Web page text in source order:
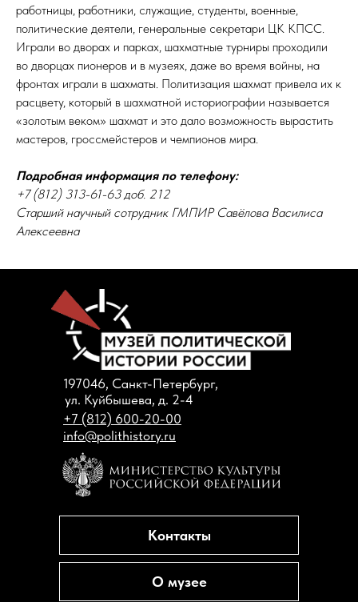
работницы, работники, служащие, студенты, военные,
политические деятели, генеральные секретари ЦК КПСС.
Играли во дворах и парках, шахматные турниры проходили
во дворцах пионеров и в музеях, даже во время войны, на
фронтах играли в шахматы. Политизация шахмат привела их к
расцвету, который в шахматной историографии называется
«золотым веком» шахмат и это дало возможность вырастить
мастеров, гроссмейстеров и чемпионов мира.
Подробная информация по телефону:
+7 (812) 313-61-63 доб. 212
Старший научный сотрудник ГМПИР Савёлова Василиса
Алексеевна
+7 (812) 600-20-00
ул. Куйбышева, д. 2-4
197046, Санкт-Петербург,
info@polithistory.ru
Контакты
О музее